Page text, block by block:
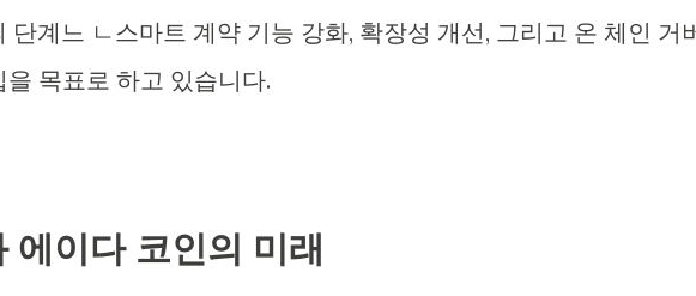
단계느 ㄴ스마트 계약 기능 강화, 확장성 개선, 그리고 온 체인 거
목표로 하고 있습니다.
에이다 코인의 미래